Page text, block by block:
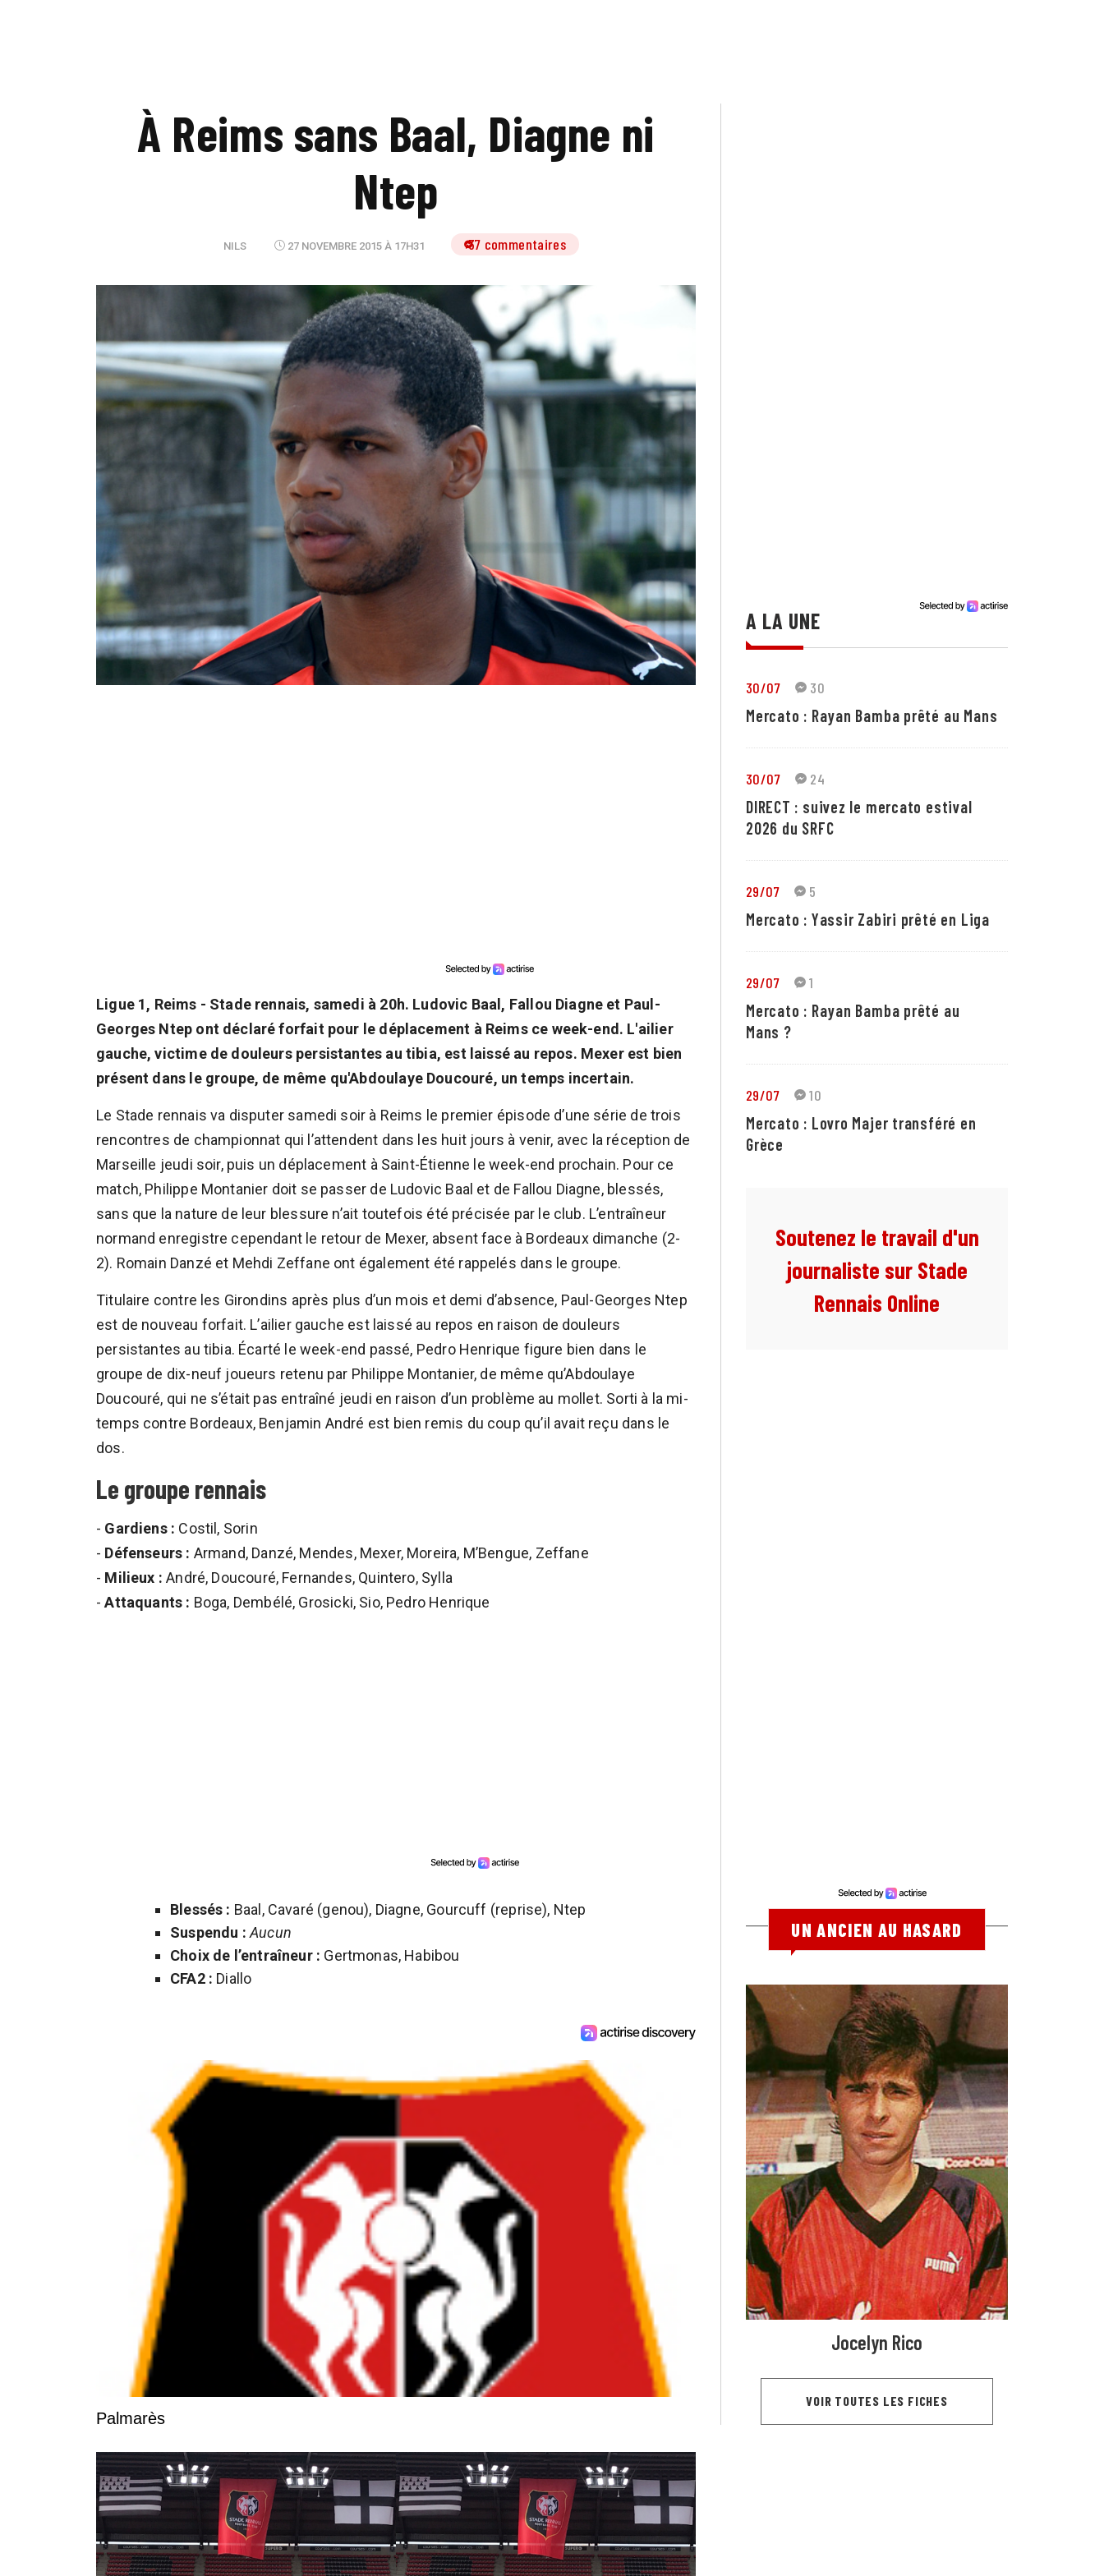
À Reims sans Baal, Diagne ni
Ntep
NILS 27 NOVEMBRE 2015 À 17H31 37 commentaires
Ligue 1, Reims - Stade rennais, samedi à 20h. Ludovic Baal, Fallou Diagne et Paul-
Georges Ntep ont déclaré forfait pour le déplacement à Reims ce week-end. L'ailier
gauche, victime de douleurs persistantes au tibia, est laissé au repos. Mexer est bien
présent dans le groupe, de même qu'Abdoulaye Doucouré, un temps incertain.
Le Stade rennais va disputer samedi soir à Reims le premier épisode d’une série de trois
rencontres de championnat qui l’attendent dans les huit jours à venir, avec la réception de
Marseille jeudi soir, puis un déplacement à Saint-Étienne le week-end prochain. Pour ce
match, Philippe Montanier doit se passer de Ludovic Baal et de Fallou Diagne, blessés,
sans que la nature de leur blessure n’ait toutefois été précisée par le club. L’entraîneur
normand enregistre cependant le retour de Mexer, absent face à Bordeaux dimanche (2-
2). Romain Danzé et Mehdi Zeffane ont également été rappelés dans le groupe.
Titulaire contre les Girondins après plus d’un mois et demi d’absence, Paul-Georges Ntep
est de nouveau forfait. L’ailier gauche est laissé au repos en raison de douleurs
persistantes au tibia. Écarté le week-end passé, Pedro Henrique figure bien dans le
groupe de dix-neuf joueurs retenu par Philippe Montanier, de même qu’Abdoulaye
Doucouré, qui ne s’était pas entraîné jeudi en raison d’un problème au mollet. Sorti à la mi-
temps contre Bordeaux, Benjamin André est bien remis du coup qu’il avait reçu dans le
dos.
Le groupe rennais
- Gardiens : Costil, Sorin
- Défenseurs : Armand, Danzé, Mendes, Mexer, Moreira, M’Bengue, Zeffane
- Milieux : André, Doucouré, Fernandes, Quintero, Sylla
-Attaquants : Boga, Dembélé, Grosicki, Sio, Pedro Henrique
Blessés : Baal, Cavaré (genou), Diagne, Gourcuff (reprise), Ntep
Suspendu : Aucun
Choix de l’entraîneur : Gertmonas, Habibou
CFA2 : Diallo
Palmarès
A LA UNE
30/07 30
Mercato : Rayan Bamba prêté au Mans
30/07 24
DIRECT : suivez le mercato estival
2026 du SRFC
29/07 5
Mercato : Yassir Zabiri prêté en Liga
29/07 1
Mercato : Rayan Bamba prêté au
Mans ?
29/07 10
Mercato : Lovro Majer transféré en
Grèce
Soutenez le travail d'un
journaliste sur Stade
Rennais Online
UN ANCIEN AU HASARD
Jocelyn Rico
VOIR TOUTES LES FICHES